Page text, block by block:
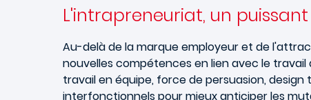
L'intrapreneuriat, un
Au-delà de la marque employeur et de
nouvelles compétences en lien avec le
travail en équipe, force de persuasion,
interfonctionnels pour mieux anticiper les